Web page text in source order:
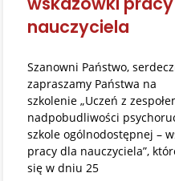
nauczyciela
Szanowni Państwo,
zapraszamy Państwa na
szkolenie „Uczeń z
nadpobudliwości
szkole ogólnodostępnej –
pracy dla nauczyciela”,
się w dniu 25